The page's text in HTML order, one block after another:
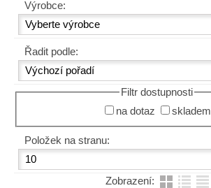
Výrobce:
Řadit podle:
Filtr dostupnosti
na dotaz
skladem
Položek na stranu:
Zobrazení: